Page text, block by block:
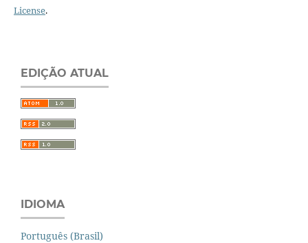
License.
EDIÇÃO ATUAL
IDIOMA
Português (Brasil)